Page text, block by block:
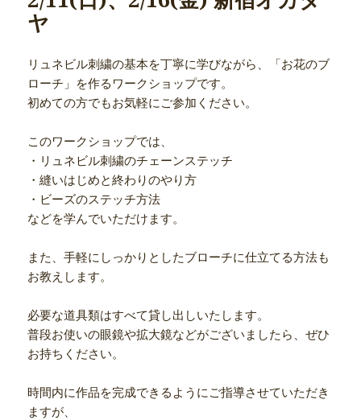
ヤ
リュネビル刺繍の基本を丁寧に学びながら、「お花のブ
ローチ」を作るワークショップです。
初めての方でもお気軽にご参加ください。
このワークショップでは、
・リュネビル刺繍のチェーンステッチ
・縫いはじめと終わりのやり方
・ビーズのステッチ方法
などを学んでいただけます。
また、手軽にしっかりとしたブローチに仕立てる方法も
お教えします。
必要な道具類はすべて貸し出しいたします。
普段お使いの眼鏡や拡大鏡などがございましたら、ぜひ
お持ちください。
時間内に作品を完成できるようにご指導させていただき
ますが、